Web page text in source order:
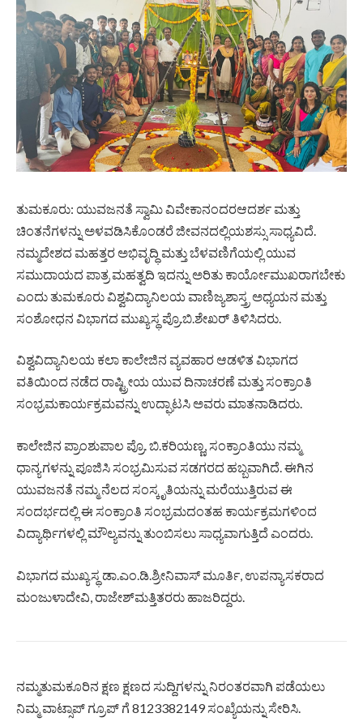
ತುಮಕೂರು: ಯುವಜನತೆ ಸ್ವಾಮಿ ವಿವೇಕಾನಂದರಆದರ್ಶ ಮತ್ತು
ಚಿಂತನೆಗಳನ್ನು ಅಳವಡಿಸಿಕೊಂಡರೆ ಜೀವನದಲ್ಲಿಯಶಸ್ಸು ಸಾಧ್ಯವಿದೆ.
ನಮ್ಮದೇಶದ ಮಹತ್ತರ ಅಭಿವೃದ್ಧಿ ಮತ್ತು ಬೆಳವಣಿಗೆಯಲ್ಲಿ ಯುವ
ಸಮುದಾಯದ ಪಾತ್ರ ಮಹತ್ವದಿ ಇದನ್ನು ಅರಿತು ಕಾರ್ಯೋಮುಖರಾಗಬೇಕು
ಎಂದು ತುಮಕೂರು ವಿಶ್ವವಿದ್ಯಾನಿಲಯ ವಾಣಿಜ್ಯಶಾಸ್ತ್ರ ಅಧ್ಯಯನ ಮತ್ತು
ಸಂಶೋಧನ ವಿಭಾಗದ ಮುಖ್ಯಸ್ಥ ಪ್ರೊ.ಬಿ.ಶೇಖರ್ ತಿಳಿಸಿದರು.
ವಿಶ್ವವಿದ್ಯಾನಿಲಯ ಕಲಾ ಕಾಲೇಜಿನ ವ್ಯವಹಾರ ಆಡಳಿತ ವಿಭಾಗದ
ವತಿಯಿಂದ ನಡೆದ ರಾಷ್ಟ್ರೀಯ ಯುವ ದಿನಾಚರಣೆ ಮತ್ತು ಸಂಕ್ರಾಂತಿ
ಸಂಭ್ರಮಕಾರ್ಯಕ್ರಮವನ್ನು ಉದ್ಘಾಟಸಿ ಅವರು ಮಾತನಾಡಿದರು.
ಕಾಲೇಜಿನ ಪ್ರಾಂಶುಪಾಲ ಪ್ರೊ. ಬಿ.ಕರಿಯಣ್ಣ, ಸಂಕ್ರಾಂತಿಯು ನಮ್ಮ
ಧಾನ್ಯಗಳನ್ನು ಪೂಜಿಸಿ ಸಂಭ್ರಮಿಸುವ ಸಡಗರದ ಹಬ್ಬವಾಗಿದೆ. ಈಗಿನ
ಯುವಜನತೆ ನಮ್ಮ ನೆಲದ ಸಂಸ್ಕೃತಿಯನ್ನು ಮರೆಯುತ್ತಿರುವ ಈ
ಸಂದರ್ಭದಲ್ಲಿ ಈ ಸಂಕ್ರಾಂತಿ ಸಂಭ್ರಮದಂತಹ ಕಾರ್ಯಕ್ರಮಗಳಿಂದ
ವಿದ್ಯಾರ್ಥಿಗಳಲ್ಲಿ ಮೌಲ್ಯವನ್ನು ತುಂಬಿಸಲು ಸಾಧ್ಯವಾಗುತ್ತಿದೆ ಎಂದರು.
ವಿಭಾಗದ ಮುಖ್ಯಸ್ಥ ಡಾ.ಎಂ.ಡಿ.ಶ್ರೀನಿವಾಸ್ ಮೂರ್ತಿ, ಉಪನ್ಯಾಸಕರಾದ
ಮಂಜುಳಾದೇವಿ, ರಾಜೇಶ್‌ಮತ್ತಿತರರು ಹಾಜರಿದ್ದರು.
ನಮ್ಮತುಮಕೂರಿನ ಕ್ಷಣ ಕ್ಷಣದ ಸುದ್ದಿಗಳನ್ನು ನಿರಂತರವಾಗಿ ಪಡೆಯಲು
ನಿಮ್ಮ ವಾಟ್ಸಾಪ್ ಗ್ರೂಪ್ ಗೆ 8123382149 ಸಂಖ್ಯೆಯನ್ನು ಸೇರಿಸಿ.